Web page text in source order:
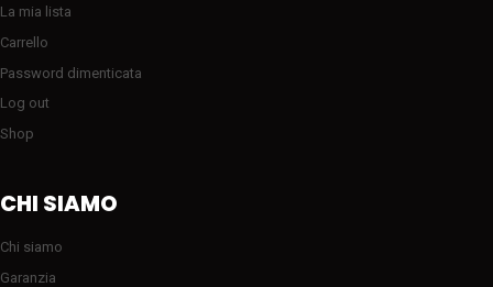
La mia lista
Carrello
Password dimenticata
Log out
Shop
CHI SIAMO
Chi siamo
Garanzia